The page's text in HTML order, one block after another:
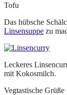
Tofu
Das hübsche
Linsensuppe zu
Leckeres
mit Kokosmilch.
Vegtastische Grüße